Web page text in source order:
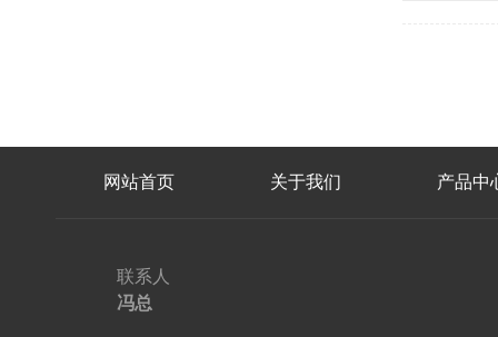
网站首页 关于我们 产品中
联系人
冯总